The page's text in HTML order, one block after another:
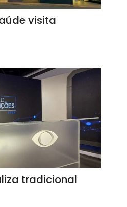
visita
tradicional